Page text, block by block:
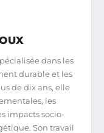
dans les
durable et les
de dix ans, elle
les
impacts socio-
Son travail